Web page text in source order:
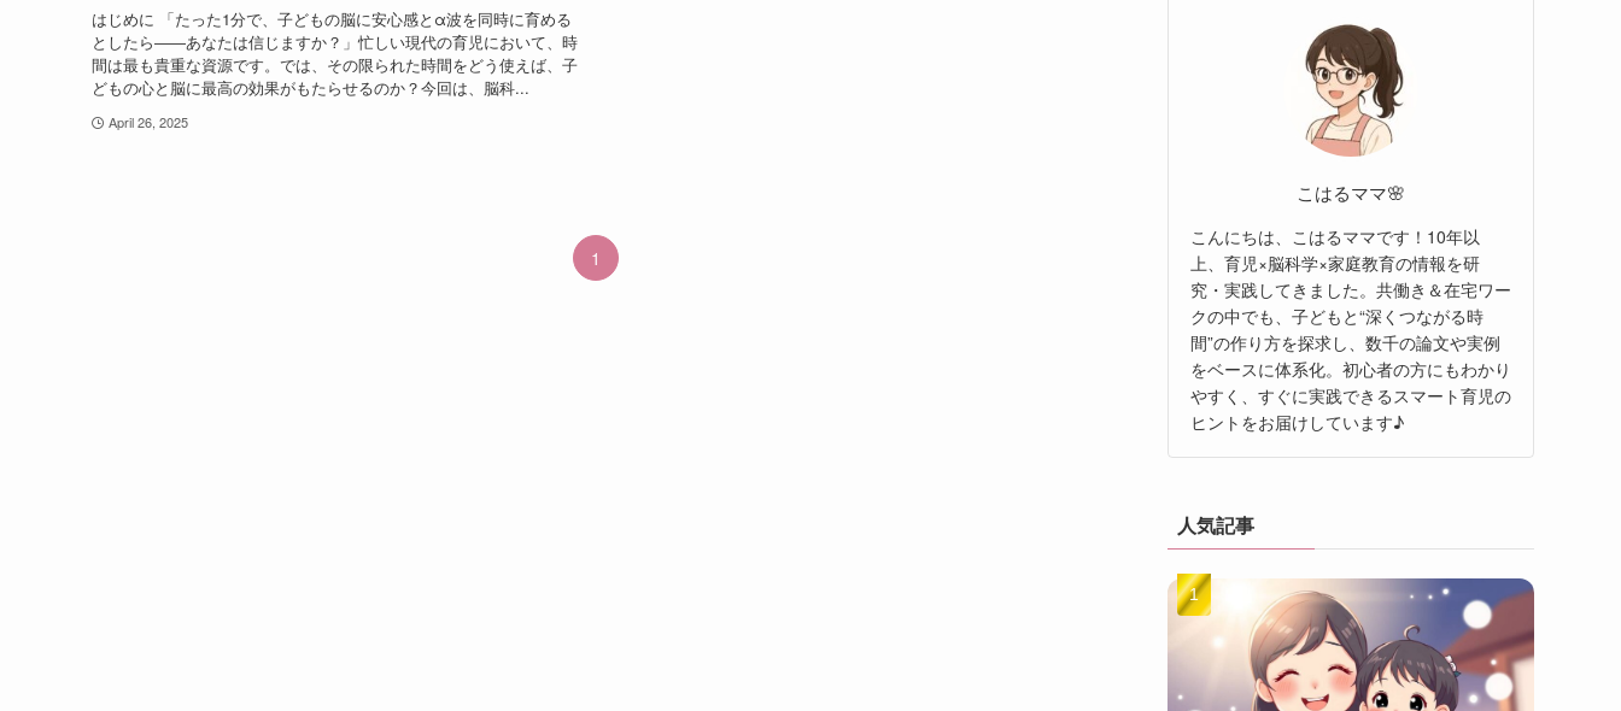
はじめに 「たった1分で、子どもの脳に安心感とα波を同時に育める
としたら――あなたは信じますか？」忙しい現代の育児において、時
間は最も貴重な資源です。では、その限られた時間をどう使えば、子
どもの心と脳に最高の効果がもたらせるのか？今回は、脳科...
April 26, 2025
1
こはるママ🌸
こんにちは、こはるママです！10年以
上、育児×脳科学×家庭教育の情報を研
究・実践してきました。共働き＆在宅ワー
クの中でも、子どもと“深くつながる時
間”の作り方を探求し、数千の論文や実例
をベースに体系化。初心者の方にもわかり
やすく、すぐに実践できるスマート育児の
ヒントをお届けしています♪
人気記事